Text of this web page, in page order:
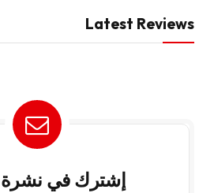
Latest Reviews
إشترك في نشرة